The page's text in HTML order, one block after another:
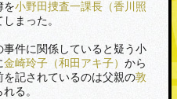
を小野田捜査一課長（香川照
まった。
件に関係していると疑う小
金崎玲子（和田アキ子）から
記されているのは父親の敦
る。